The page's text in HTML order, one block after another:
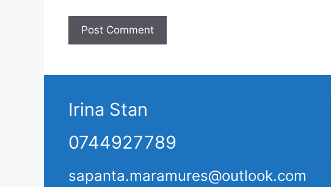
Irina Stan
0744927789
sapanta.maramures@outlook.com